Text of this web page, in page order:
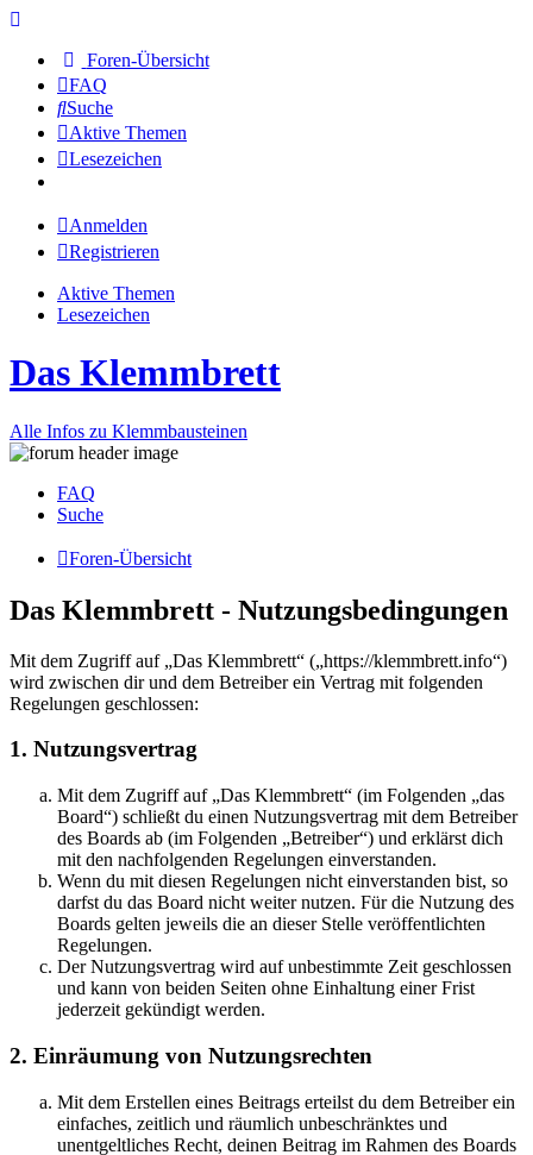
Foren-Übersicht
FAQ
Suche
Aktive Themen
Lesezeichen
Anmelden
Registrieren
Aktive Themen
Lesezeichen
Das Klemmbrett
Alle Infos zu Klemmbausteinen
FAQ
Suche
Foren-Übersicht
Das Klemmbrett - Nutzungsbedingungen
Mit dem Zugriff auf „Das Klemmbrett“ („https://klemmbrett.info“)
wird zwischen dir und dem Betreiber ein Vertrag mit folgenden
Regelungen geschlossen:
1. Nutzungsvertrag
Mit dem Zugriff auf „Das Klemmbrett“ (im Folgenden „das
Board“) schließt du einen Nutzungsvertrag mit dem Betreiber
des Boards ab (im Folgenden „Betreiber“) und erklärst dich
mit den nachfolgenden Regelungen einverstanden.
Wenn du mit diesen Regelungen nicht einverstanden bist, so
darfst du das Board nicht weiter nutzen. Für die Nutzung des
Boards gelten jeweils die an dieser Stelle veröffentlichten
Regelungen.
Der Nutzungsvertrag wird auf unbestimmte Zeit geschlossen
und kann von beiden Seiten ohne Einhaltung einer Frist
jederzeit gekündigt werden.
2. Einräumung von Nutzungsrechten
Mit dem Erstellen eines Beitrags erteilst du dem Betreiber ein
einfaches, zeitlich und räumlich unbeschränktes und
unentgeltliches Recht, deinen Beitrag im Rahmen des Boards